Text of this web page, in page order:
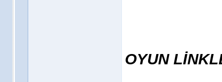
OYUN